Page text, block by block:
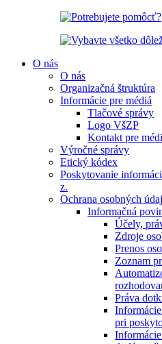
O nás
O nás
Organizačná štruktúra
Informácie pre médiá
Tlačové správy
Logo VšZP
Kontakt pre
Výročné správy
Etický kódex
Poskytovanie
z.
Ochrana osobných
Informačná
Účely,
Zdroje
Prenos
Zoznam
Práva
pri